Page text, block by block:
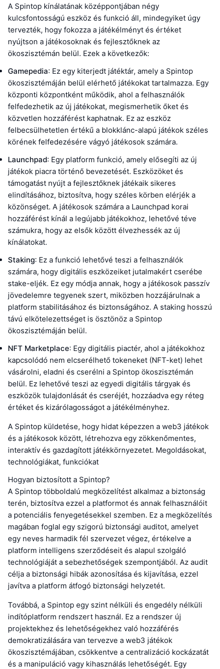
A Spintop kínálatának középpontjában négy
kulcsfontosságú eszköz és funkció áll, mindegyiket úgy
tervezték, hogy fokozza a játékélményt és értéket
nyújtson a játékosoknak és fejlesztőknek az
ökoszisztémán belül. Ezek a következők:
Gamepedia: Ez egy kiterjedt játéktár, amely a Spintop
ökoszisztémáján belül elérhető játékokat tartalmazza. Egy
központi központként működik, ahol a felhasználók
felfedezhetik az új játékokat, megismerhetik őket és
közvetlen hozzáférést kaphatnak. Ez az eszköz
felbecsülhetetlen értékű a blokklánc-alapú játékok széles
körének felfedezésére vágyó játékosok számára.
Launchpad: Egy platform funkció, amely elősegíti az új
játékok piacra történő bevezetését. Eszközöket és
támogatást nyújt a fejlesztőknek játékaik sikeres
elindításához, biztosítva, hogy széles körben elérjék a
közönséget. A játékosok számára a Launchpad korai
hozzáférést kínál a legújabb játékokhoz, lehetővé téve
számukra, hogy az elsők között élvezhessék az új
kínálatokat.
Staking: Ez a funkció lehetővé teszi a felhasználók
számára, hogy digitális eszközeiket jutalmakért cserébe
stake-eljék. Ez egy módja annak, hogy a játékosok passzív
jövedelemre tegyenek szert, miközben hozzájárulnak a
platform stabilitásához és biztonságához. A staking hosszú
távú elkötelezettséget is ösztönöz a Spintop
ökoszisztémáján belül.
NFT Marketplace: Egy digitális piactér, ahol a játékokhoz
kapcsolódó nem elcserélhető tokeneket (NFT-ket) lehet
vásárolni, eladni és cserélni a Spintop ökoszisztémán
belül. Ez lehetővé teszi az egyedi digitális tárgyak és
eszközök tulajdonlását és cseréjét, hozzáadva egy réteg
értéket és kizárólagosságot a játékélményhez.
A Spintop küldetése, hogy hidat képezzen a web3 játékok
és a játékosok között, létrehozva egy zökkenőmentes,
interaktív és gazdagított játékkörnyezetet. Megoldásokat,
technológiákat, funkciókat
Hogyan biztosított a Spintop?
A Spintop többoldalú megközelítést alkalmaz a biztonság
terén, biztosítva ezzel a platformot és annak felhasználóit
a potenciális fenyegetésekkel szemben. Ez a megközelítés
magában foglal egy szigorú biztonsági auditot, amelyet
egy neves harmadik fél szervezet végez, értékelve a
platform intelligens szerződéseit és alapul szolgáló
technológiáját a sebezhetőségek szempontjából. Az audit
célja a biztonsági hibák azonosítása és kijavítása, ezzel
javítva a platform átfogó biztonsági helyzetét.
Továbbá, a Spintop egy szint nélküli és engedély nélküli
indítóplatform rendszert használ. Ez a rendszer új
projektekhez és lehetőségekhez való hozzáférés
demokratizálására van tervezve a web3 játékok
ökoszisztémájában, csökkentve a centralizáció kockázatát
és a manipuláció vagy kihasználás lehetőségét. Egy